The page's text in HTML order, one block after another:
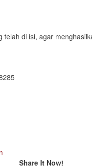
telah di isi, agar
Share It Now!